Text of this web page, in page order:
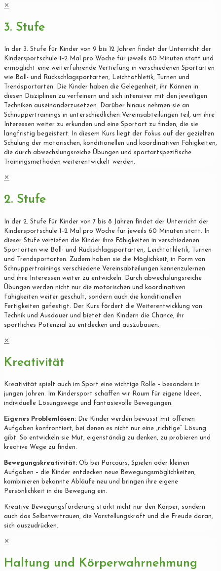
✕
3. Stufe
In der 3. Stufe für Kinder von 9 bis 12 Jahren findet der Unterricht der
Kindersportschule 1–2 Mal pro Woche für jeweils 60 Minuten statt und
ermöglicht eine weiterführende Vertiefung in verschiedenen Sportarten
wie Ball- und Rückschlagsportarten, Leichtathletik, Turnen und
Trendsportarten. Die Kinder haben die Gelegenheit, ihr Können in
diesen Disziplinen zu verfeinern und sich intensiver mit den jeweiligen
Techniken auseinanderzusetzen. Darüber hinaus nehmen sie an
Schnuppertrainings in unterschiedlichen Vereinsabteilungen teil, um ihre
Interessen weiter zu erkunden und eine Sportart zu finden, die sie
langfristig begeistert. In diesem Kurs liegt der Fokus auf der gezielten
Schulung der motorischen, konditionellen und koordinativen Fähigkeiten,
die durch abwechslungsreiche Übungen und sportartspezifische
Trainingsmethoden weiterentwickelt werden.
✕
2. Stufe
In der 2. Stufe für Kinder von 7 bis 8 Jahren findet der Unterricht der
Kindersportschule 1–2 Mal pro Woche für jeweils 60 Minuten statt. In
dieser Stufe vertiefen die Kinder ihre Fähigkeiten in verschiedenen
Sportarten wie Ball- und Rückschlagsportarten, Leichtathletik, Turnen
und Trendsportarten. Zudem haben sie die Möglichkeit, in Form von
Schnuppertrainings verschiedene Vereinsabteilungen kennenzulernen
und ihre Interessen weiter zu entwickeln. Durch abwechslungsreiche
Übungen werden nicht nur die motorischen und koordinativen
Fähigkeiten weiter geschult, sondern auch die konditionellen
Fertigkeiten gefestigt. Der Kurs fördert die Weiterentwicklung von
Technik und Ausdauer und bietet den Kindern die Chance, ihr
sportliches Potenzial zu entdecken und auszubauen.
✕
Kreativität
Kreativität spielt auch im Sport eine wichtige Rolle – besonders in
jungen Jahren. Im Kindersport schaffen wir Raum für eigene Ideen,
individuelle Lösungswege und fantasievolle Bewegungen.
Eigenes Problemlösen: Die Kinder werden bewusst mit offenen
Aufgaben konfrontiert, bei denen es nicht nur eine „richtige“ Lösung
gibt. So entwickeln sie Mut, eigenständig zu denken, zu probieren und
kreative Wege zu finden.
Bewegungskreativität: Ob bei Parcours, Spielen oder kleinen
Aufgaben – die Kinder entdecken neue Bewegungsmöglichkeiten,
kombinieren bekannte Abläufe neu und bringen ihre eigene
Persönlichkeit in die Bewegung ein.
Kreative Bewegungsförderung stärkt nicht nur den Körper, sondern
auch das Selbstvertrauen, die Vorstellungskraft und die Freude daran,
sich auszudrücken.
✕
Haltung und Körperwahrnehmung